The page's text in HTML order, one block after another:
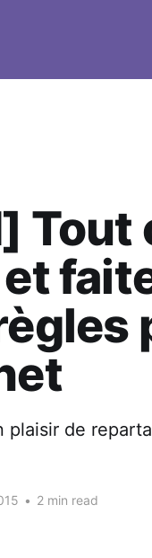
Tout
plaisir de
• 2 min read